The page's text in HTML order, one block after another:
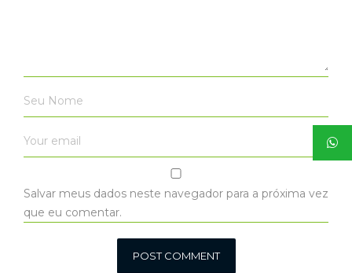
Salvar meus dados neste navegador para a próxima vez
que eu comentar.